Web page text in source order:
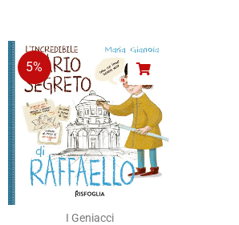
5%
I Geniacci